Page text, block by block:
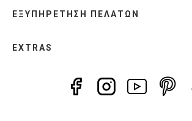
ΕΞΥΠΗΡΕΤΗΣΗ ΠΕΛΑΤΩΝ
EXTRAS